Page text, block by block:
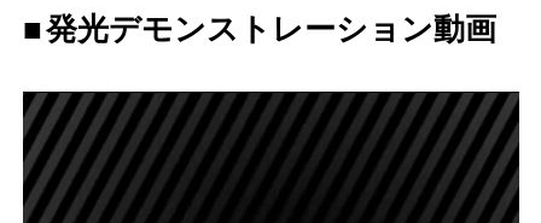
発光デモンストレーション動画